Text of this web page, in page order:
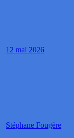
12 mai 2026
Stéphane Fougère